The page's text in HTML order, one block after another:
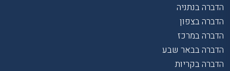
הדברה בנתניה
הדברה בצפון
הדברה במרכז
הדברה בבאר שבע
הדברה בקריות